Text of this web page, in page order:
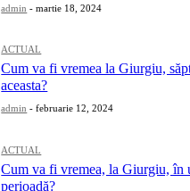
admin - martie 18, 2024
ACTUAL
Cum va fi vremea la Giurgiu,
aceasta?
admin - februarie 12, 2024
ACTUAL
Cum va fi vremea, la Giurgiu, în
perioadă?